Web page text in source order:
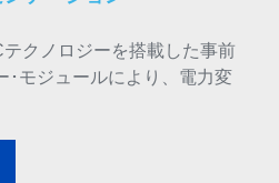
クノロジーを搭載した事前
･モジュールにより、電力変